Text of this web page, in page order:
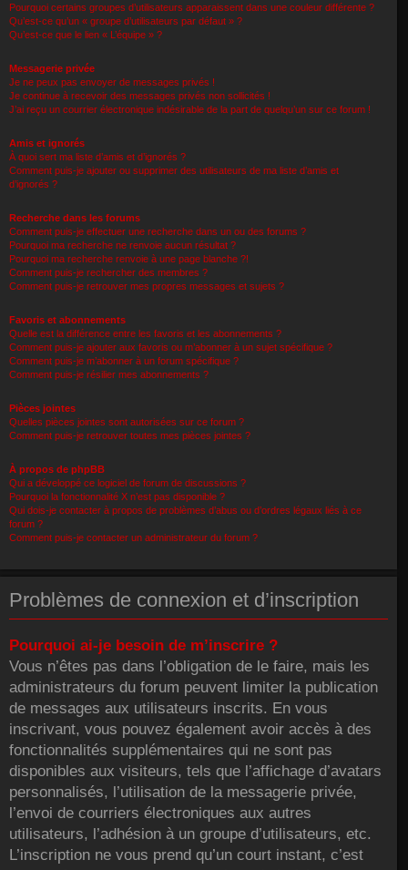
Pourquoi certains groupes d’utilisateurs apparaissent dans une couleur différente ?
Qu’est-ce qu’un « groupe d’utilisateurs par défaut » ?
Qu’est-ce que le lien « L’équipe » ?
Messagerie privée
Je ne peux pas envoyer de messages privés !
Je continue à recevoir des messages privés non sollicités !
J’ai reçu un courrier électronique indésirable de la part de quelqu’un sur ce forum !
Amis et ignorés
À quoi sert ma liste d’amis et d’ignorés ?
Comment puis-je ajouter ou supprimer des utilisateurs de ma liste d’amis et
d’ignorés ?
Recherche dans les forums
Comment puis-je effectuer une recherche dans un ou des forums ?
Pourquoi ma recherche ne renvoie aucun résultat ?
Pourquoi ma recherche renvoie à une page blanche ?!
Comment puis-je rechercher des membres ?
Comment puis-je retrouver mes propres messages et sujets ?
Favoris et abonnements
Quelle est la différence entre les favoris et les abonnements ?
Comment puis-je ajouter aux favoris ou m’abonner à un sujet spécifique ?
Comment puis-je m’abonner à un forum spécifique ?
Comment puis-je résilier mes abonnements ?
Pièces jointes
Quelles pièces jointes sont autorisées sur ce forum ?
Comment puis-je retrouver toutes mes pièces jointes ?
À propos de phpBB
Qui a développé ce logiciel de forum de discussions ?
Pourquoi la fonctionnalité X n’est pas disponible ?
Qui dois-je contacter à propos de problèmes d’abus ou d’ordres légaux liés à ce
forum ?
Comment puis-je contacter un administrateur du forum ?
Problèmes de connexion et d’inscription
Pourquoi ai-je besoin de m’inscrire ?
Vous n’êtes pas dans l’obligation de le faire, mais les
administrateurs du forum peuvent limiter la publication
de messages aux utilisateurs inscrits. En vous
inscrivant, vous pouvez également avoir accès à des
fonctionnalités supplémentaires qui ne sont pas
disponibles aux visiteurs, tels que l’affichage d’avatars
personnalisés, l’utilisation de la messagerie privée,
l’envoi de courriers électroniques aux autres
utilisateurs, l’adhésion à un groupe d’utilisateurs, etc.
L’inscription ne vous prend qu’un court instant, c’est